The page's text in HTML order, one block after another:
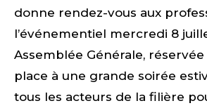
donne rendez-vous aux
l’événementiel mercredi 8
Assemblée Générale,
place à une grande soirée
tous les acteurs de la filière